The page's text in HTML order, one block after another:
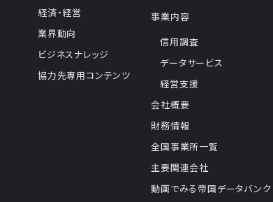
経済・経営
業界動向
ビジネスナレッジ
協力先専用コンテンツ
事業内容
信用調査
データサービス
経営支援
会社概要
財務情報
全国事業所一覧
主要関連会社
動画でみる帝国データバンク